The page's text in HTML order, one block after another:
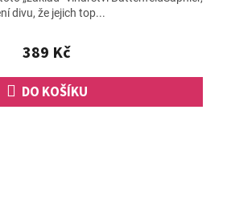
4,8
5
hvězdiček.
389 Kč
DO KOŠÍKU
divu, že jejich top...